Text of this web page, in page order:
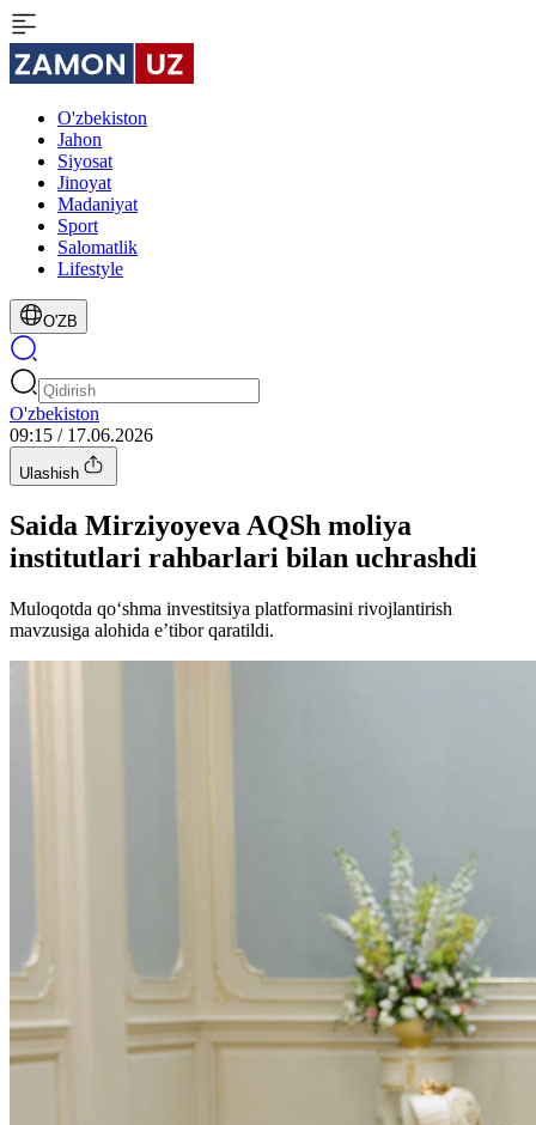
O'zbekiston
Jahon
Siyosat
Jinoyat
Madaniyat
Sport
Salomatlik
Lifestyle
O'ZB
O'zbekiston
09:15 / 17.06.2026
Ulashish
Saida Mirziyoyeva AQSh moliya
institutlari rahbarlari bilan uchrashdi
Muloqotda qo‘shma investitsiya platformasini rivojlantirish
mavzusiga alohida e’tibor qaratildi.